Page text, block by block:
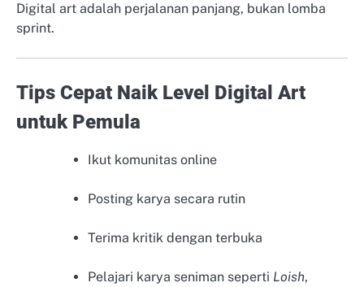
Digital art adalah perjalanan panjang, bukan lomba
sprint.
Tips Cepat Naik Level Digital Art
untuk Pemula
Ikut komunitas online
Posting karya secara rutin
Terima kritik dengan terbuka
Pelajari karya seniman seperti Loish,